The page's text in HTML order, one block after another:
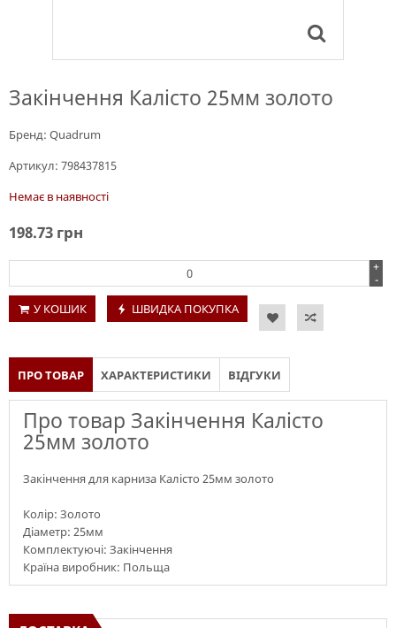
Закінчення Калісто 25мм золото
Бренд: Quadrum
Артикул: 798437815
Немає в наявності
198.73 грн
+
-
У КОШИК
ШВИДКА ПОКУПКА
ПРО ТОВАР ХАРАКТЕРИСТИКИ ВІДГУКИ
Про товар Закінчення Калісто
25мм золото
Закінчення для карниза Калісто 25мм золото
Колір: Золото
Діаметр: 25мм
Комплектуючі: Закінчення
Країна виробник: Польща